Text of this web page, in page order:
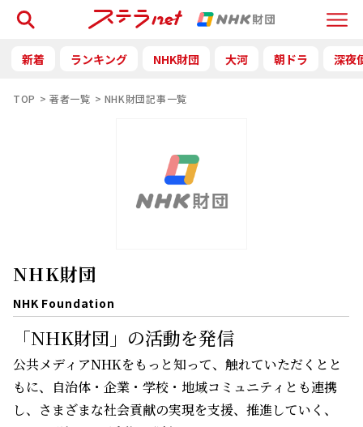
Menu
検索
新着 ランキング NHK財団 大河 朝ドラ 深夜
TOP 著者一覧 NHK財団記事一覧
NHK財団
NHK Foundation
「NHK財団」の活動を発信
公共メディアNHKをもっと知って、触れていただくとと
もに、自治体・企業・学校・地域コミュニティとも連携
し、さまざまな社会貢献の実現を支援、推進していく、